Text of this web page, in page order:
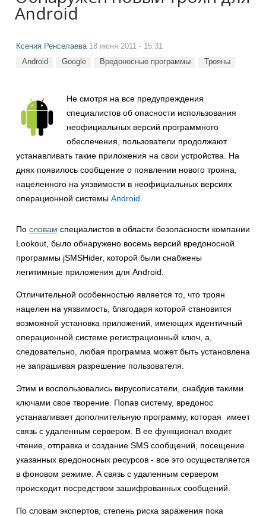
Android
Ксения Ренселаева18 июня 2011 - 15:31
Android Google Вредоносные программы Трояны
Не смотря на все предупреждения
специалистов об опасности использования
неофициальных версий программного
обеспечения, пользователи продолжают
устанавливать такие приложения на свои устройства. На
днях появилось сообщение о появлении нового трояна,
нацеленного на уязвимости в неофициальных версиях
операционной системы Android
По словам специалистов в области безопасности компании
Lookout, было обнаружено восемь версий вредоносной
программы jSMSHider, которой были снабжены
легитимные приложения для Android.
Отличительной особенностью является то, что троян
нацелен на уязвимость, благодаря которой становится
возможной установка приложений, имеющих идентичный
операционной системе регистрационный ключ, а,
следовательно, любая программа может быть установлена
не запрашивая разрешение пользователя.
Этим и воспользовались вирусописатели, снабдив такими
ключами свое творение. Попав систему, вредонос
устанавливает дополнительную программу, которая имеет
связь с удаленным сервером. В ее функционал входит
чтение, отправка и создание SMS сообщений, посещение
указанных вредоносных ресурсов - все это осуществляется
в фоновом режиме. А связь с удаленным сервером
происходит посредством зашифрованных сообщений.
По словам экспертов, степень риска заражения пока